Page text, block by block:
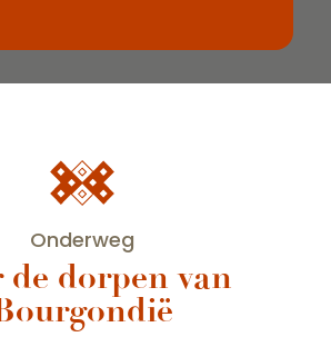
Onderweg
de dorpen van